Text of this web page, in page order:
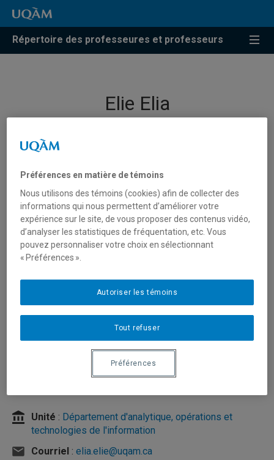
Répertoire des professeures et professeurs
Elie Elia
Unité : Département d'analytique, opérations et
technologies de l'information
Courriel : elia.elie@uqam.ca
Préférences en matière de témoins
Nous utilisons des témoins (cookies) afin de collecter des
informations qui nous permettent d’améliorer votre
expérience sur le site, de vous proposer des contenus vidéo,
d’analyser les statistiques de fréquentation, etc. Vous
pouvez personnaliser votre choix en sélectionnant
« Préférences ».
Tout refuser
Autoriser les témoins
Préférences